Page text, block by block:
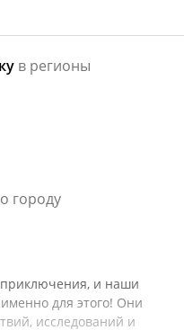
в регионы
городу
приключения, и наши
для этого! Они
исследований и